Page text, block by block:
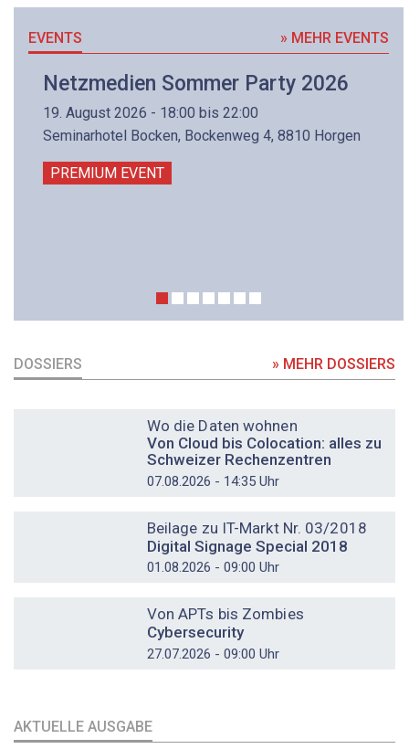
EVENTS » MEHR EVENTS
Netzmedien Sommer Party 2026
19. August 2026 - 18:00 bis 22:00
Seminarhotel Bocken, Bockenweg 4, 8810 Horgen
PREMIUM EVENT
DOSSIERS » MEHR DOSSIERS
Wo die Daten wohnen
Von Cloud bis Colocation: alles zu
Schweizer Rechenzentren
07.08.2026 - 14:35 Uhr
Beilage zu IT-Markt Nr. 03/2018
Digital Signage Special 2018
01.08.2026 - 09:00 Uhr
Von APTs bis Zombies
Cybersecurity
27.07.2026 - 09:00 Uhr
AKTUELLE AUSGABE